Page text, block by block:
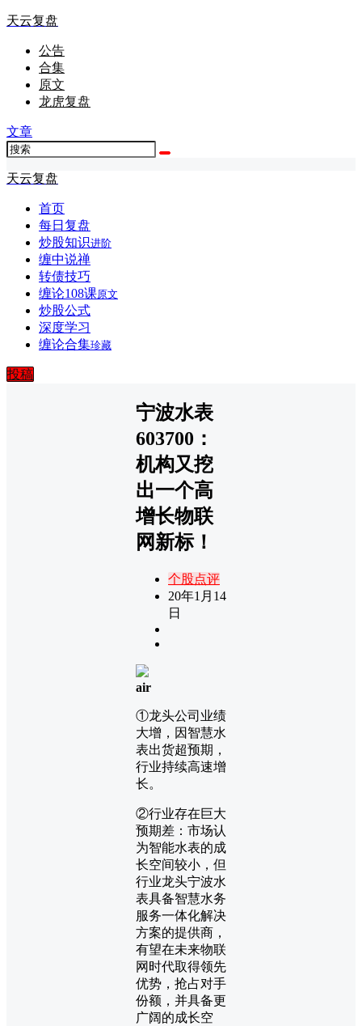
天云复盘
公告
合集
原文
龙虎复盘
文章
天云复盘
首页
每日复盘
炒股知识进阶
缠中说禅
转债技巧
缠论108课原文
炒股公式
深度学习
缠论合集珍藏
投稿
宁波水表
603700：
机构又挖
出一个高
增长物联
网新标！
个股点评
20年1月14
日
air
①龙头公司业绩
大增，因智慧水
表出货超预期，
行业持续高速增
长。
②行业存在巨大
预期差：市场认
为智能水表的成
长空间较小，但
行业龙头宁波水
表具备智慧水务
服务一体化解决
方案的提供商，
有望在未来物联
网时代取得领先
优势，抢占对手
份额，并具备更
广阔的成长空